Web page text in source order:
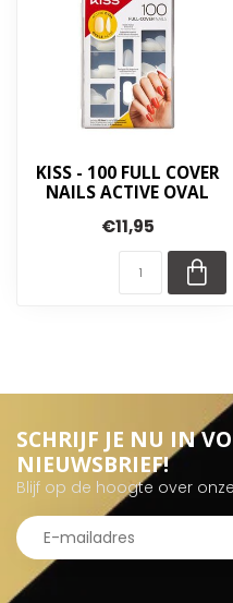
KISS - 100 FULL COVER
NAILS ACTIVE OVAL
€11,95
SCHRIJF JE NU IN
NIEUWSBRIEF!
Blijf op de hoogte over